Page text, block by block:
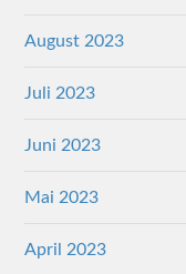
August 2023
Juli 2023
Juni 2023
Mai 2023
April 2023